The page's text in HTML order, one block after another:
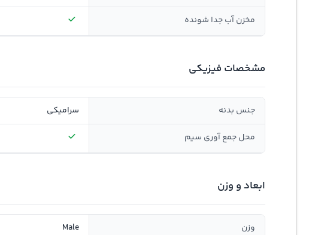
مخزن آب جدا شونده
مشخصات فیزیکی
جنس بدنه سرامیکی
محل جمع ‌آوری سیم
ابعاد و وزن
وزن Male